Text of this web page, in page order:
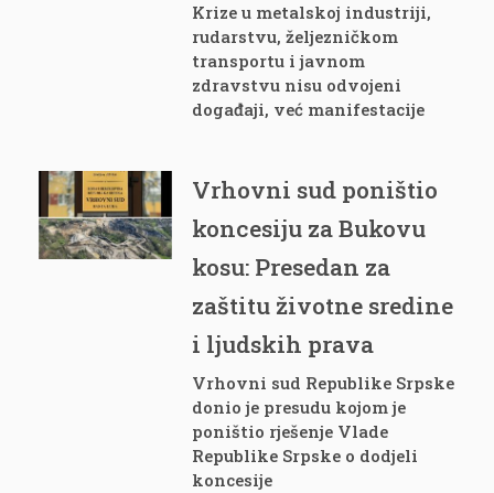
Krize u metalskoj industriji,
rudarstvu, željezničkom
transportu i javnom
zdravstvu nisu odvojeni
događaji, već manifestacije
Vrhovni sud poništio
koncesiju za Bukovu
kosu: Presedan za
zaštitu životne sredine
i ljudskih prava
Vrhovni sud Republike Srpske
donio je presudu kojom je
poništio rješenje Vlade
Republike Srpske o dodjeli
koncesije